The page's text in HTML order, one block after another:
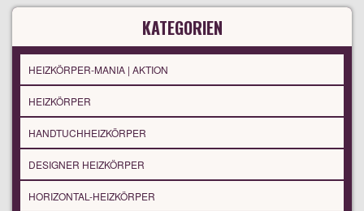
KATEGORIEN
HEIZKÖRPER-MANIA | AKTION
HEIZKÖRPER
HANDTUCHHEIZKÖRPER
DESIGNER HEIZKÖRPER
HORIZONTAL-HEIZKÖRPER